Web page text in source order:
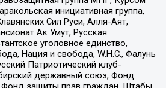
инициативная группа,
Сил Руси, Алля-Аят,
Ак Умут, Русская
уголовное единство,
Нация и свобода, W.H.С., Фалунь
Патриотический клуб-
державный союз, Фонд